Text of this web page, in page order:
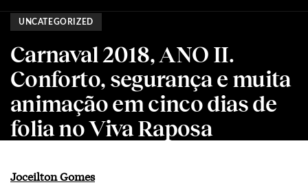
UNCATEGORIZED
Carnaval 2018, ANO II.
Conforto, segurança e muita
animação em cinco dias de
folia no Viva Raposa
Joceilton Gomes